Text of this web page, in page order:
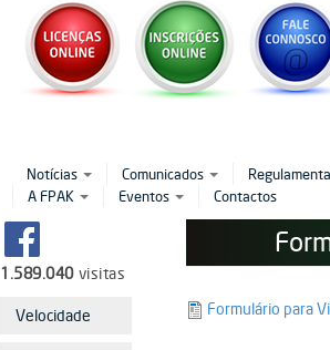
Notícias Comunicados
A FPAK
Eventos Contactos
1.589.040 visitas
Velocidade
22052-
Formulário para